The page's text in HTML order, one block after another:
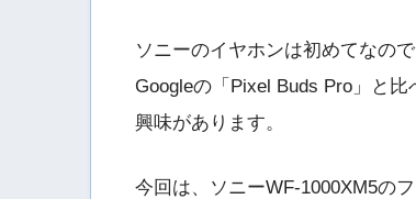
ソニーのイヤホンは初めてなの
Googleの「Pixel Buds Pro」と
興味があります。
今回は、ソニーWF-1000XM5の